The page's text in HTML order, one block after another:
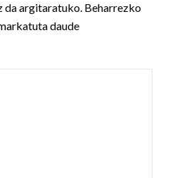
da argitaratuko. Beharrezko
daude